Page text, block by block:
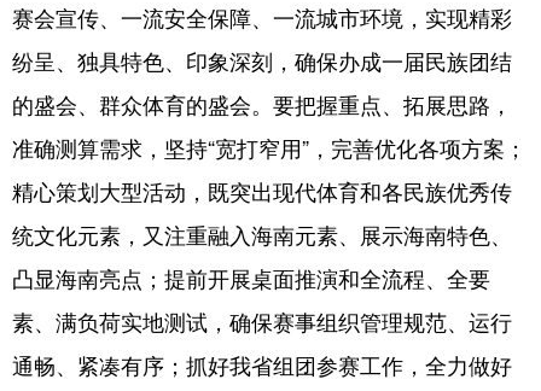
赛会宣传、一流安全保障、一流城市环境，实现精彩
纷呈、独具特色、印象深刻，确保办成一届民族团结
的盛会、群众体育的盛会。要把握重点、拓展思路，
准确测算需求，坚持“宽打窄用”，完善优化各项方案；
精心策划大型活动，既突出现代体育和各民族优秀传
统文化元素，又注重融入海南元素、展示海南特色、
凸显海南亮点；提前开展桌面推演和全流程、全要
素、满负荷实地测试，确保赛事组织管理规范、运行
通畅、紧凑有序；抓好我省组团参赛工作，全力做好